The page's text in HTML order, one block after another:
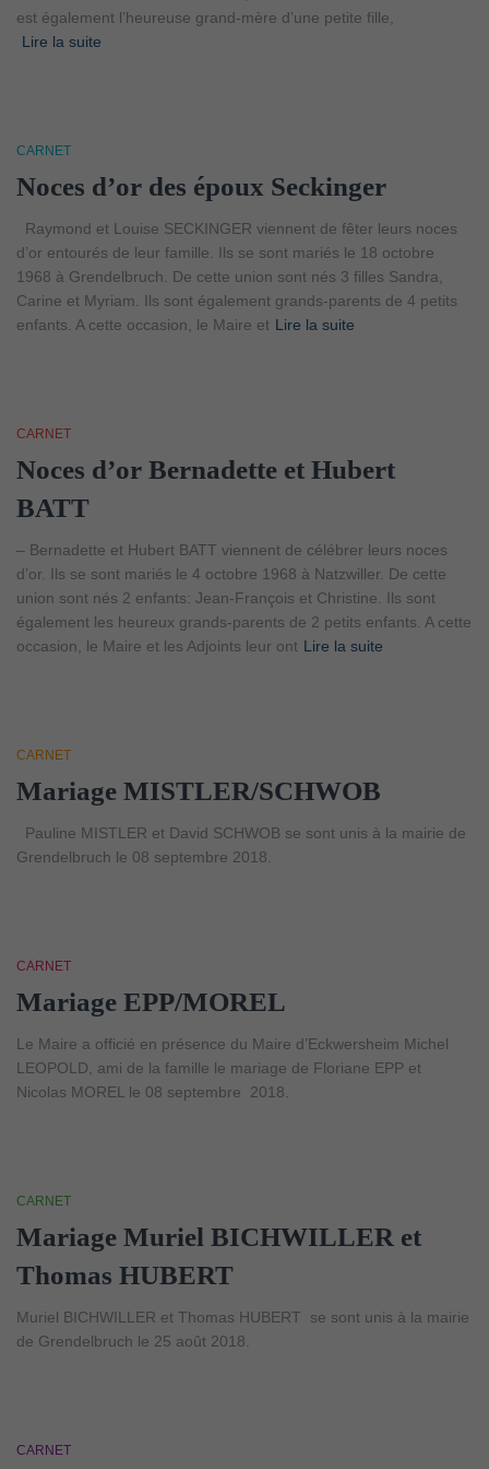
est également l’heureuse grand-mère d’une petite fille,
Lire la suite
CARNET
Noces d’or des époux Seckinger
Raymond et Louise SECKINGER viennent de fêter leurs noces
d’or entourés de leur famille. Ils se sont mariés le 18 octobre
1968 à Grendelbruch. De cette union sont nés 3 filles Sandra,
Carine et Myriam. Ils sont également grands-parents de 4 petits
enfants. A cette occasion, le Maire et Lire la suite
CARNET
Noces d’or Bernadette et Hubert
BATT
– Bernadette et Hubert BATT viennent de célébrer leurs noces
d’or. Ils se sont mariés le 4 octobre 1968 à Natzwiller. De cette
union sont nés 2 enfants: Jean-François et Christine. Ils sont
également les heureux grands-parents de 2 petits enfants. A cette
occasion, le Maire et les Adjoints leur ont Lire la suite
CARNET
Mariage MISTLER/SCHWOB
Pauline MISTLER et David SCHWOB se sont unis à la mairie de
Grendelbruch le 08 septembre 2018.
CARNET
Mariage EPP/MOREL
Le Maire a officié en présence du Maire d’Eckwersheim Michel
LEOPOLD, ami de la famille le mariage de Floriane EPP et
Nicolas MOREL le 08 septembre 2018.
CARNET
Mariage Muriel BICHWILLER et
Thomas HUBERT
Muriel BICHWILLER et Thomas HUBERT se sont unis à la mairie
de Grendelbruch le 25 août 2018.
CARNET